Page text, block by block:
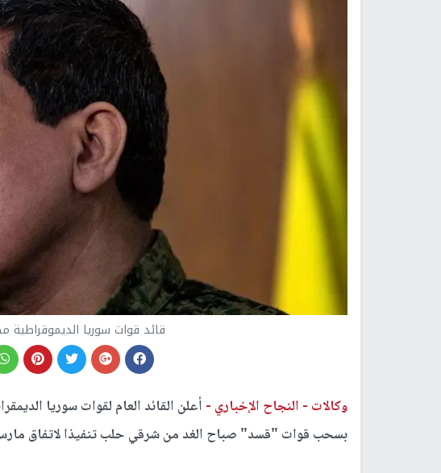
قائد قوات سوريا
وكالات - النجاح الإخباري - أعلن القائد العام لقوات سوريا
بسحب قوات "قسد" صباح الغد من شرقي حلب تنفيذا لاتفاق